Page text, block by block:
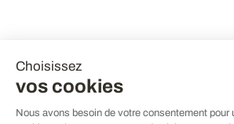
Choisissez
vos cookies
Nous avons besoin de votre consentement pour